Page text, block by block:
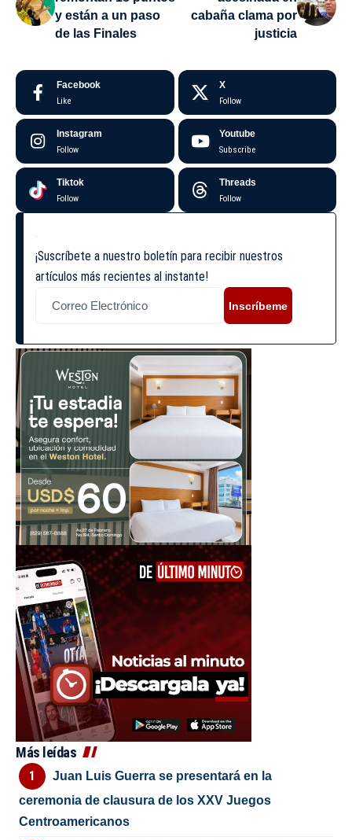
y están a un paso
de las Finales
cabaña clama por
justicia
Facebook
Like
X
Follow
Instagram
Follow
Youtube
Subscribe
Tiktok
Follow
Threads
Follow
¡Suscríbete a nuestro boletín para recibir nuestros
artículos más recientes al instante!
Inscríbeme
Más leídas
Juan Luis Guerra se presentará en la
ceremonia de clausura de los XXV Juegos
Centroamericanos